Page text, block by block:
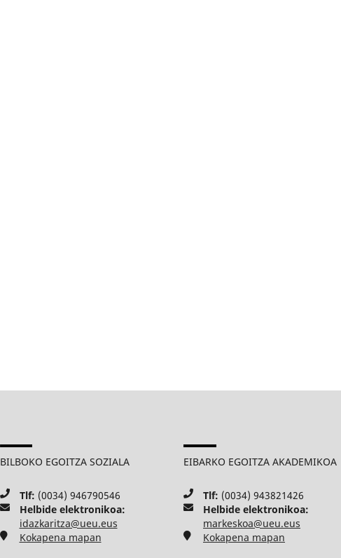
BILBOKO EGOITZA SOZIALA
Tlf: (0034) 946790546
Helbide elektronikoa:
idazkaritza@ueu.eus
Kokapena mapan
EIBARKO EGOITZA AKADEMIKOA
Tlf: (0034) 943821426
Helbide elektronikoa:
markeskoa@ueu.eus
Kokapena mapan